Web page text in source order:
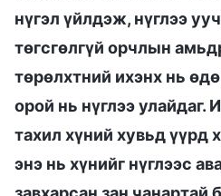
нүгэл үйлдэж, нүглээ
төгсгөлгүй орчлын
төрөлхтний ихэнх нь
орой нь нүглээ улайдаг.
тахил хүний хувьд үүрд
энэ нь хүнийг нүглээс